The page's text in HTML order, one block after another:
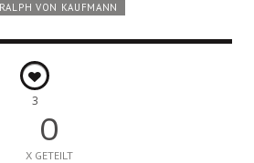
RALPH VON KAUFMANN
3
0
X GETEILT